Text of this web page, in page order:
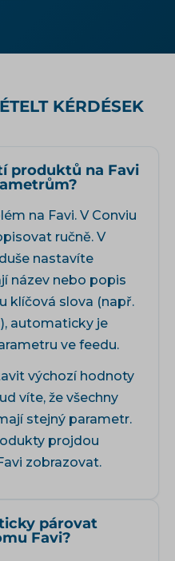
KÉRDÉSEK
produktů na Favi
na Favi. V Conviu
ručně. V
nastavíte
název nebo popis
klíčová slova (např.
automaticky je
ve feedu.
výchozí hodnoty
víte, že všechny
stejný parametr.
projdou
zobrazovat.
párovat
Favi?